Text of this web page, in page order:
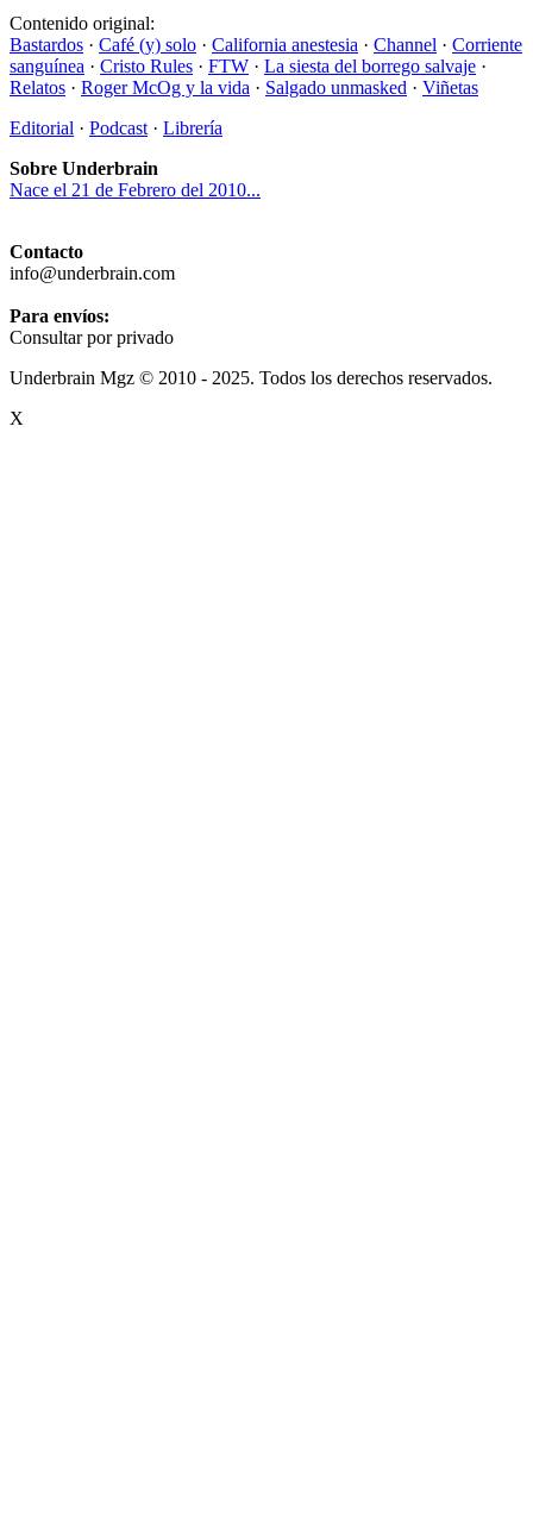
Contenido original:
Bastardos · Café (y) solo · California anestesia · Channel · Corriente
sanguínea · Cristo Rules · FTW · La siesta del borrego salvaje ·
Relatos · Roger McOg y la vida · Salgado unmasked · Viñetas
Editorial · Podcast · Librería
Sobre Underbrain
Nace el 21 de Febrero del 2010...
Contacto
info@underbrain.com
Para envíos:
Consultar por privado
Underbrain Mgz © 2010 - 2025. Todos los derechos reservados.
X